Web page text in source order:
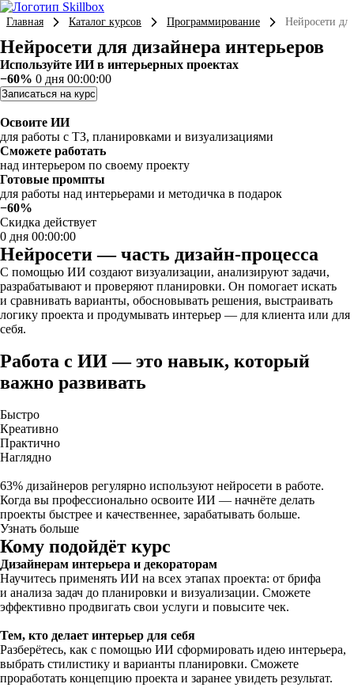
Главная Каталог курсов Программирование Нейросети
Нейросети для дизайнера интерьеров
Используйте ИИ в интерьерных проектах
−60% 0 дня 00:00:00
Записаться на курс
Освоите ИИ
для работы с ТЗ, планировками и визуализациями
Сможете работать
над интерьером по своему проекту
Готовые промпты
для работы над интерьерами и методичка в подарок
−60%
Скидка действует
0 дня 00:00:00
Нейросети — часть дизайн-процесса
С помощью ИИ создают визуализации, анализируют задачи,
разрабатывают и проверяют планировки. Он помогает искать
и сравнивать варианты, обосновывать решения, выстраивать
логику проекта и продумывать интерьер — для клиента или для
себя.
Работа с ИИ — это навык, который
важно развивать
Быстро
Креативно
Практично
Наглядно
63% дизайнеров регулярно используют нейросети в работе.
Когда вы профессионально освоите ИИ — начнёте делать
проекты быстрее и качественнее, зарабатывать больше.
Узнать больше
Кому подойдёт курс
Дизайнерам интерьера и декораторам
Научитесь применять ИИ на всех этапах проекта: от брифа
и анализа задач до планировки и визуализации. Сможете
эффективно продвигать свои услуги и повысите чек.
Тем, кто делает интерьер для себя
Разберётесь, как с помощью ИИ сформировать идею интерьера,
выбрать стилистику и варианты планировки. Сможете
проработать концепцию проекта и заранее увидеть результат.